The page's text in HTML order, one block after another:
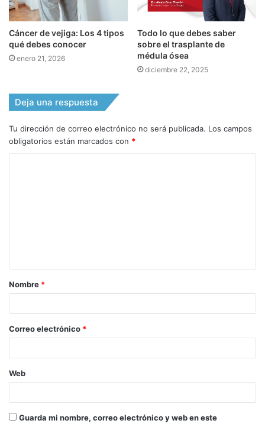
Cáncer de vejiga: Los 4 tipos
qué debes conocer
enero 21, 2026
Todo lo que debes saber
sobre el trasplante de
médula ósea
diciembre 22, 2025
Deja una respuesta
Tu dirección de correo electrónico no será publicada. Los campos
obligatorios están marcados con *
a
r
*
Nombre *
Correo electrónico *
Web
Guarda mi nombre, correo electrónico y web en este